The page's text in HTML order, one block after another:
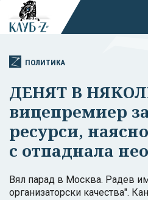
ПОЛИТИКА
ДЕНЯТ В
вицепремиер
ресурси,
с отпаднала
Вял парад в Москва. Радев
организаторски качества".